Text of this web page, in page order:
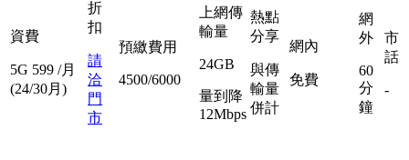
資費
5G 599 /月
(24/30月)
折
扣
請
洽
門
市
預繳費用
4500/6000
上網傳
輸量
24GB
量到降
12Mbps
熱點
分享
與傳
輸量
併計
網內
免費
網
外
60
分
鐘
市
話
-